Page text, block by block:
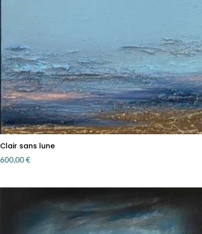
Clair sans lune
600,00€